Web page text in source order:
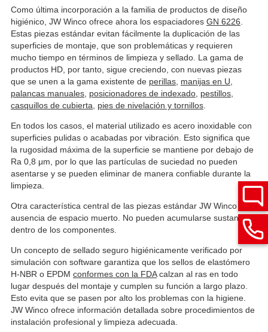
Como última incorporación a la familia de productos de diseño
higiénico, JW Winco ofrece ahora los espaciadores GN 6226
Estas piezas estándar evitan fácilmente la duplicación de las
superficies de montaje, que son problemáticas y requieren
mucho tiempo en términos de limpieza y sellado. La gama de
productos HD, por tanto, sigue creciendo, con nuevas piezas
que se unen a la gama existente de perillas manijas en U
palancas manuales posicionadores de indexado pestillos
casquillos de cubierta
pies de nivelación y tornillos
En todos los casos, el material utilizado es acero inoxidable con
superficies pulidas o acabadas por vibración. Esto significa que
la rugosidad máxima de la superficie se mantiene por debajo de
Ra 0,8 μm, por lo que las partículas de suciedad no pueden
asentarse y se pueden eliminar de manera confiable durante la
limpieza.
Otra característica central de las piezas estándar JW Winco es la
ausencia de espacio muerto. No pueden acumularse sustancias
dentro de los componentes.
Un concepto de sellado seguro higiénicamente verificado por
simulación con software garantiza que los sellos de elastómero
H-NBR o EPDM conformes con la FDAcalzan al ras en todo
lugar después del montaje y cumplen su función a largo plazo.
Esto evita que se pasen por alto los problemas con la higiene.
JW Winco ofrece información detallada sobre procedimientos de
instalación profesional y limpieza adecuada.